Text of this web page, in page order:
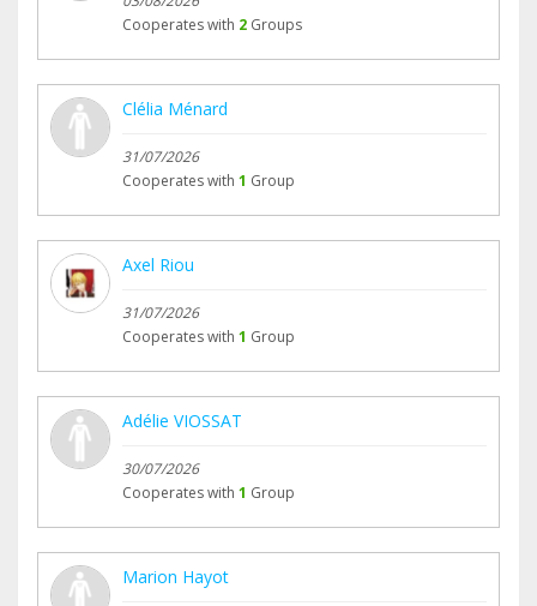
Cooperates with 2 Groups
Clélia Ménard
31/07/2026
Cooperates with 1 Group
Axel Riou
31/07/2026
Cooperates with 1 Group
Adélie VIOSSAT
30/07/2026
Cooperates with 1 Group
Marion Hayot